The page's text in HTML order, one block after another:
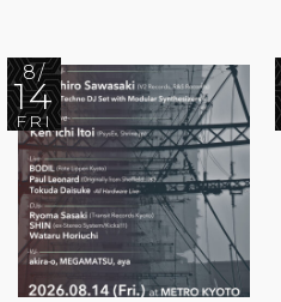
8/
14
FRI